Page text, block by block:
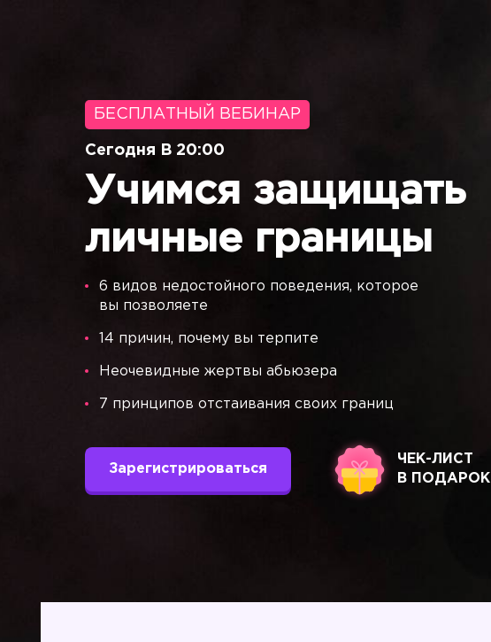
БЕСПЛАТНЫЙ ВЕБИНАР
Сегодня В 20:00
Учимся защищать
личные границы
6 видов недостойного поведения, которое
вы позволяете
14 причин, почему вы терпите
Неочевидные жертвы абьюзера
7 принципов отстаивания своих границ
Зарегистрироваться
ЧЕК-ЛИСТ
В ПОДАРОК